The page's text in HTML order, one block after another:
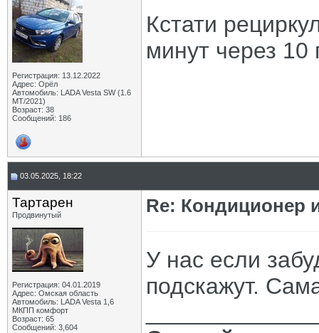
Регистрация: 13.12.2022
Адрес: Орёл
Автомобиль: LADA Vesta SW (1.6
МТ/2021)
Возраст: 38
Сообщений: 186
Кстати
минут через
03.05.2025, 18:22
Тартарен
Продвинутый
Регистрация: 04.01.2019
Адрес: Омская область
Автомобиль: LADA Vesta 1,6
МКПП комфорт
Возраст: 65
Сообщений: 3,604
Re: Кондиционер
У нас если
подскажут.